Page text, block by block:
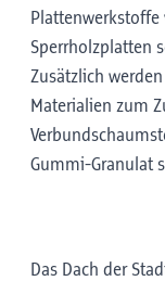
Plattenwerkstoffe
Sperrholzplatten
Zusätzlich
Materialien zum
Gummi-Granulat
Das Dach der